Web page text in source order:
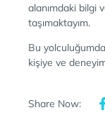
alanımdaki bilgi
taşımaktayım.
Bu
kişiye ve
Share Now: